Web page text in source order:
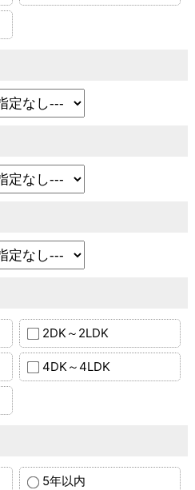
2DK～2LDK
4DK～4LDK
5年以内